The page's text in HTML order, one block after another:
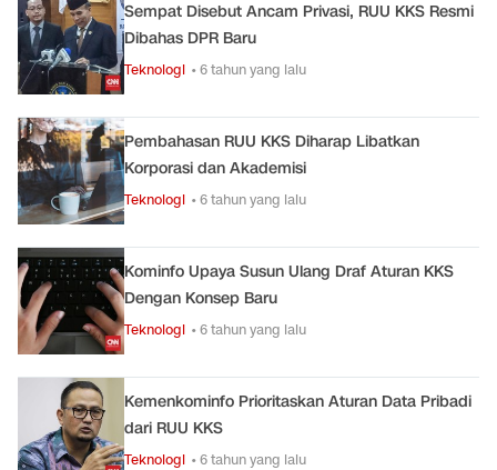
Sempat Disebut Ancam Privasi, RUU KKS Resmi
Dibahas DPR Baru
Teknologi • 6 tahun yang lalu
Pembahasan RUU KKS Diharap Libatkan
Korporasi dan Akademisi
Teknologi • 6 tahun yang lalu
Kominfo Upaya Susun Ulang Draf Aturan KKS
Dengan Konsep Baru
Teknologi • 6 tahun yang lalu
Kemenkominfo Prioritaskan Aturan Data Pribadi
dari RUU KKS
Teknologi • 6 tahun yang lalu